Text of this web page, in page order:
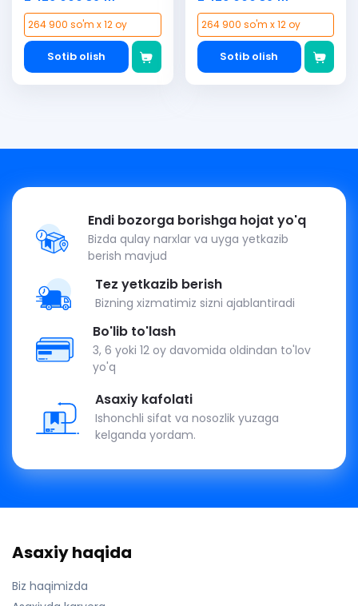
264 900 so'm x 12 oy
Sotib olish
264 900 so'm x 12 oy
Sotib olish
Endi bozorga borishga hojat yo'q
Bizda qulay narxlar va uyga yetkazib
berish mavjud
Tez yetkazib berish
Bizning xizmatimiz sizni ajablantiradi
Bo'lib to'lash
3, 6 yoki 12 oy davomida oldindan to'lov
yo'q
Asaxiy kafolati
Ishonchli sifat va nosozlik yuzaga
kelganda yordam.
Asaxiy haqida
Biz haqimizda